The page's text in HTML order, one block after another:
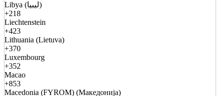
Libya (ليبيا)
+218
Liechtenstein
+423
Lithuania (Lietuva)
+370
Luxembourg
+352
Macao
+853
Macedonia (FYROM) (Македонија)